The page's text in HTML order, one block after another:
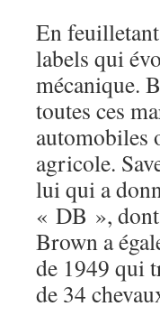
En
labels qui
mécanique.
toutes ces
automobiles
agricole.
lui qui a
« DB »,
Brown a
de 1949 qui
de 34